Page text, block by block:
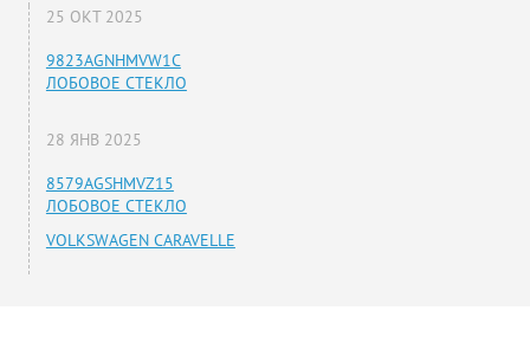
25 ОКТ 2025
9823AGNHMVW1C
ЛОБОВОЕ СТЕКЛО
28 ЯНВ 2025
8579AGSHMVZ15
ЛОБОВОЕ СТЕКЛО
VOLKSWAGEN CARAVELLE